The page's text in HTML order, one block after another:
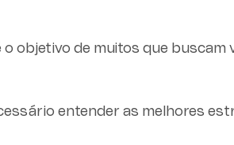
o objetivo de muitos que buscam
entender as melhores